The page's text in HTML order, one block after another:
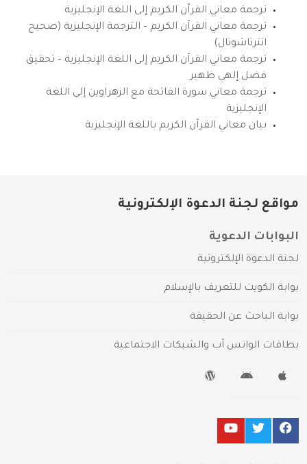
ترجمة معاني القرآن الكريم إلى اللغة الإنجليزية
ترجمة معاني القرآن الكريم – الترجمة الإنجليزية (صحيح
انترناشونال)
ترجمة معاني القرآن الكريم إلى اللغة الإنجليزية – تحقيق
فضل إلهي ظهير
ترجمة معاني سورة الفاتحة مع الزهراوين إلى اللغة
الإنجليزية
بيان معاني القرآن الكريم باللغة الإنجليزية
مواقع لجنة الدعوة الإلكترونية
البوابات الدعوية
لجنة الدعوة الإلكترونية
بوابة الكويت للتعريف بالإسلام
بوابة الباحث عن الحقيقة
بطاقات الواتس آب والشبكات الاجتماعية